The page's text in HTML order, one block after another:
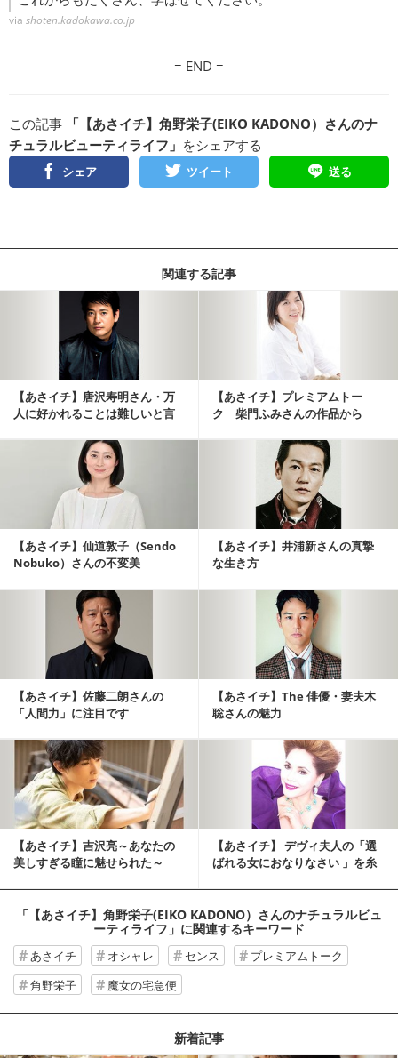
via shoten.kadokawa.co.jp
= END =
この記事
「【あさイチ】角野栄子(EIKO KADONO）さんのナ
チュラルビューティライフ」 をシェアする
シェア ツイート 送る
関連する記事
【あさイチ】唐沢寿明さん・万
人に好かれることは難しいと言
【あさイチ】プレミアムトー
ク 柴門ふみさんの作品から
【あさイチ】仙道敦子（Sendo
Nobuko）さんの不変美
【あさイチ】井浦新さんの真摯
な生き方
【あさイチ】佐藤二朗さんの
「人間力」に注目です
【あさイチ】The 俳優・妻夫木
聡さんの魅力
【あさイチ】吉沢亮～あなたの
美しすぎる瞳に魅せられた～
【あさイチ】 デヴィ夫人の「選
ばれる女におなりなさい 」を糸
「【あさイチ】角野栄子(EIKO KADONO）さんのナチュラルビュ
ーティライフ」 に関連するキーワード
あさイチ オシャレ センス
プレミアムトーク
角野栄子
魔女の宅急便
新着記事